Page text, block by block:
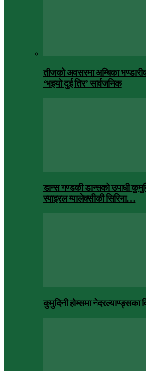
तीजको अवसरमा अम्बिका
‘भइयो दुई तिर’ सार्वजनिक
डान्स गण्डकी डान्सको उपाधी
स्पाइरल ग्यालेक्सीकी सिरिना…
कुमुदिनी होम्समा नेदरल्याण्ड्सका